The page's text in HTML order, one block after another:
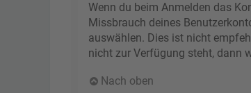
Wenn du beim Anmelden das
Missbrauch deines
auswählen. Dies ist nicht
nicht zur Verfügung steht, dann
Nach oben